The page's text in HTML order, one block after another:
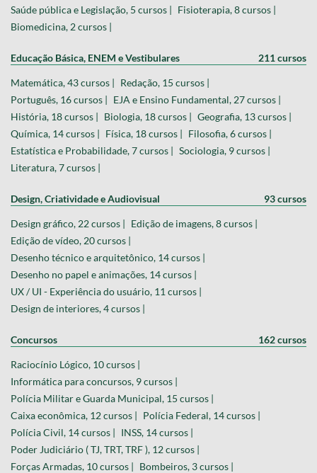
Saúde pública e Legislação, 5 cursos | Fisioterapia, 8 cursos |
Biomedicina, 2 cursos |
Educação Básica, ENEM e Vestibulares 211 cursos
Matemática, 43 cursos | Redação, 15 cursos |
Português, 16 cursos | EJA e Ensino Fundamental, 27 cursos |
História, 18 cursos | Biologia, 18 cursos | Geografia, 13 cursos |
Química, 14 cursos | Física, 18 cursos | Filosofia, 6 cursos |
Estatística e Probabilidade, 7 cursos | Sociologia, 9 cursos |
Literatura, 7 cursos |
Design, Criatividade e Audiovisual 93 cursos
Design gráfico, 22 cursos | Edição de imagens, 8 cursos |
Edição de vídeo, 20 cursos |
Desenho técnico e arquitetônico, 14 cursos |
Desenho no papel e animações, 14 cursos |
UX / UI - Experiência do usuário, 11 cursos |
Design de interiores, 4 cursos |
Concursos 162 cursos
Raciocínio Lógico, 10 cursos |
Informática para concursos, 9 cursos |
Polícia Militar e Guarda Municipal, 15 cursos |
Caixa econômica, 12 cursos | Polícia Federal, 14 cursos |
Polícia Civil, 14 cursos | INSS, 14 cursos |
Poder Judiciário ( TJ, TRT, TRF ), 12 cursos |
Forças Armadas, 10 cursos | Bombeiros, 3 cursos |